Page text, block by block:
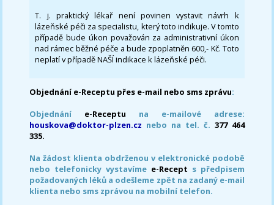
T. j. praktický lékař není povinen vystavit návrh k
lázeňské péči za specialistu, který toto indikuje. V tomto
případě bude úkon považován za administrativní úkon
nad rámec běžné péče a bude zpoplatněn 600,- Kč. Toto
neplatí v případě NAŠÍ indikace k lázeňské péči.
Objednání e-Receptu přes e-mail nebo sms zprávu:
Objednání e-Receptu na e-mailové adrese:
houskova@doktor-plzen.cz nebo na tel. č. 377 464
335.
Na žádost klienta obdrženou v elektronické podobě
nebo telefonicky vystavíme e-Recept s předpisem
požadovaných léků a odešleme zpět na zadaný e-mail
klienta nebo sms zprávou na mobilní telefon.